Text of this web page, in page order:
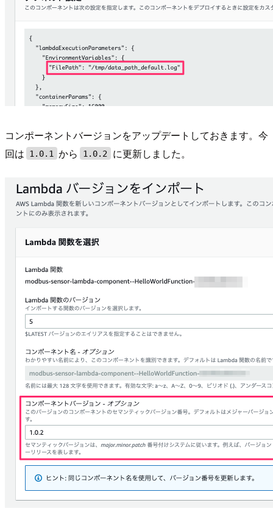
コンポーネントバージョンをアップデートしておきます。今
回は
1.0.1 から 1.0.2 に更新しました。